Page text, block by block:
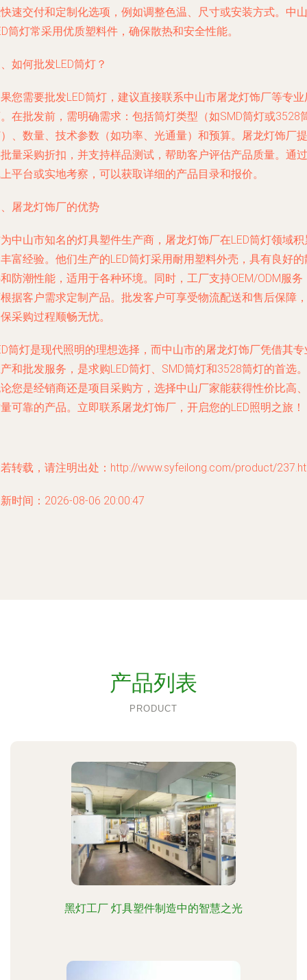
速交付和定制化选项，例如调整色温、尺寸或安装方式。中山
筒灯常采用优质塑料件，确保散热和安全性能。
如何批发LED筒灯？
您需要批发LED筒灯，建议直接联系中山市屠龙灯饰厂等专业
在批发前，需明确需求：包括筒灯类型（如SMD筒灯或3528
、数量、技术参数（如功率、光通量）和预算。屠龙灯饰厂提
量采购折扣，并支持样品测试，帮助客户评估产品质量。通过
平台或实地考察，可以获取详细的产品目录和报价。
屠龙灯饰厂的优势
中山市知名的灯具塑件生产商，屠龙灯饰厂在LED筒灯领域积
富经验。他们生产的LED筒灯采用耐用塑料外壳，具有良好的
防潮性能，适用于各种环境。同时，工厂支持OEM/ODM服务
据客户需求定制产品。批发客户可享受物流配送和售后保障，
采购过程顺畅无忧。
筒灯是现代照明的理想选择，而中山市的屠龙灯饰厂凭借其专
和批发服务，是求购LED筒灯、SMD筒灯和3528筒灯的首选。
您是经销商还是项目采购方，选择中山厂家能获得性价比高、
可靠的产品。立即联系屠龙灯饰厂，开启您的LED照明之旅！
转载，请注明出处：http://www.syfeilong.com/product/
时间：2026-08-06 20:00:47
产品列表
PRODUCT
黑灯工厂 灯具塑件制造中的智慧之光